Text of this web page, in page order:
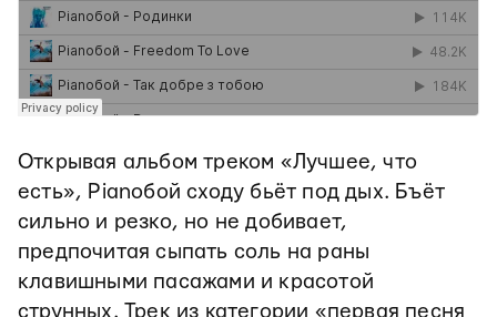
Открывая альбом треком «Лучшее, что
есть», Pianoбой сходу бьёт под дых. Бъёт
сильно и резко, но не добивает,
предпочитая сыпать соль на раны
клавишными пасажами и красотой
струнных. Трек из категории «первая песня